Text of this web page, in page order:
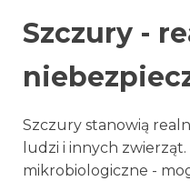
Szczury -
Szczury stanowią
ludzi i innych
mikrobiologiczne -